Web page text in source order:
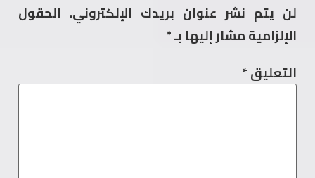
لن يتم نشر عنوان بريدك الإلكتروني. الحقول
الإلزامية مشار إليها بـ *
التعليق*